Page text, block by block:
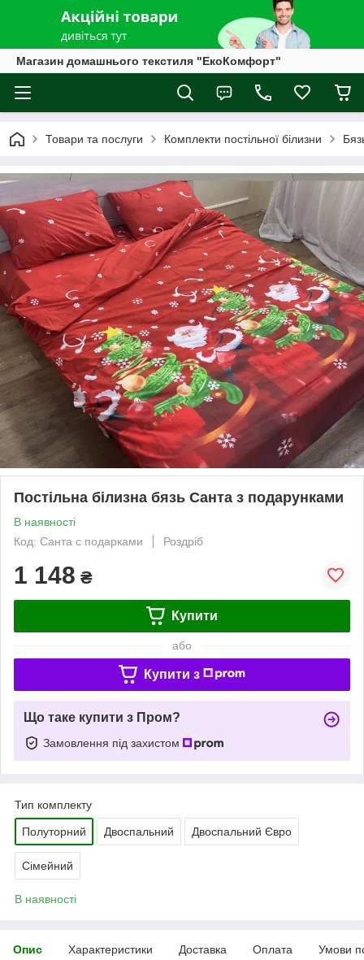
Магазин домашнього текстиля "ЕкоКомфорт"
Товари та послуги Комплекти постільної білизни
Постільна білизна бязь Санта з подарунками
В наявності
Код: Санта с подарками
Роздріб
1 148 ₴
Купити
або
Купити з
Що таке купити з Пром?
Замовлення під захистом
Тип комплекту
Полуторний Двоспальний Двоспальний Євро
Сімейний
В наявності
Опис Характеристики Доставка Оплата Умови